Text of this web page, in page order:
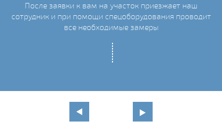
После заявки к вам на участок приезжает наш
сотрудник и при помощи спецоборудования проводит
все необходимые замеры